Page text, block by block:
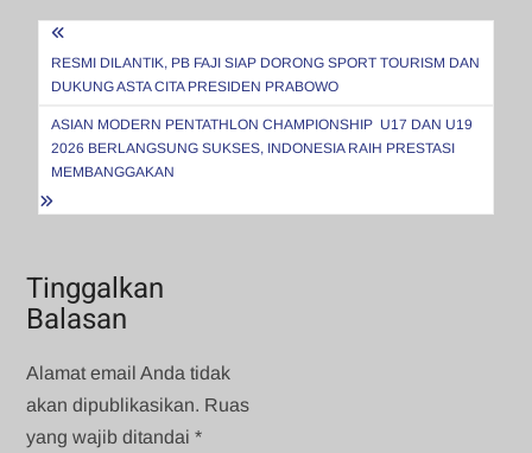
Navigasi
pos
RESMI DILANTIK, PB FAJI SIAP DORONG SPORT TOURISM DAN
DUKUNG ASTA CITA PRESIDEN PRABOWO
ASIAN MODERN PENTATHLON CHAMPIONSHIP U17 DAN U19
2026 BERLANGSUNG SUKSES, INDONESIA RAIH PRESTASI
MEMBANGGAKAN
Tinggalkan
Balasan
Alamat email Anda tidak
akan dipublikasikan. Ruas
yang wajib ditandai*